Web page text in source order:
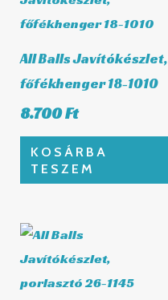
All Balls Javítókészlet,
főfékhenger 18-1010
8.700Ft
KOSÁRBA
TESZEM